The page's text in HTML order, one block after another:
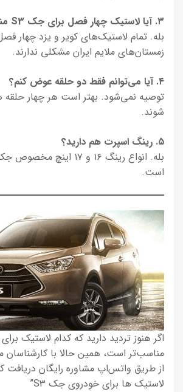
۳. آیا لاستیک چهار فصل برای جک S3 مناسب است؟
بله. تمام لاستیک‌های کویر و یزد چهار
زمستان‌های ملایم ایران مشکلی ندارند.
۴. آیا می‌توانم فقط دو حلقه عوض کنم؟
توصیه نمی‌شود. بهتر است هر چهار
شوند.
۵. رینگ اسپرت هم دارید؟
است.
مناسب‌تر است، همین حالا با کارشناسان
از طریق واتس‌اپ مشاوره رایگان دریافت
لاستیک ها برای خودروی جک S3”